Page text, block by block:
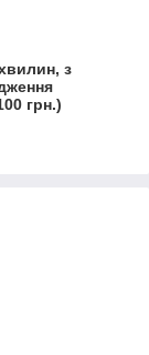
з
грн.)